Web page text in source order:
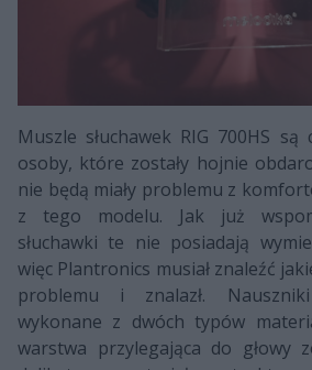
Muszle słuchawek RIG 700HS są
osoby, które zostały hojnie
nie będą miały problemu z
z tego modelu. Jak już
słuchawki te nie posiadają
więc Plantronics musiał znaleźć
problemu i znalazł.
wykonane z dwóch typów
warstwa przylegająca do głowy